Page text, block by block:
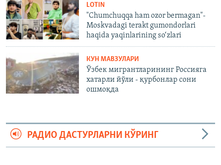
LOTIN
"Chumchuqqa ham ozor bermagan"-
Moskvadagi terakt gumondorlari
haqida yaqinlarining so‘zlari
КУН МАВЗУЛАРИ
Ўзбек мигрантларининг Россияга
хатарли йўли - қурбонлар сони
ошмоқда
РАДИО ДАСТУРЛАРНИ КЎРИНГ